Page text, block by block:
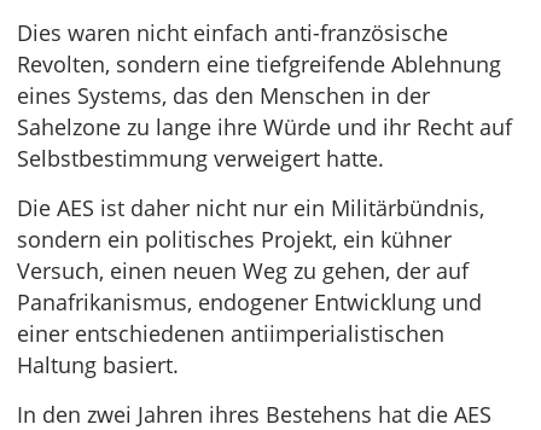
Dies waren nicht einfach anti-französische
Revolten, sondern eine tiefgreifende Ablehnung
eines Systems, das den Menschen in der
Sahelzone zu lange ihre Würde und ihr Recht auf
Selbstbestimmung verweigert hatte.
Die AES ist daher nicht nur ein Militärbündnis,
sondern ein politisches Projekt, ein kühner
Versuch, einen neuen Weg zu gehen, der auf
Panafrikanismus, endogener Entwicklung und
einer entschiedenen antiimperialistischen
Haltung basiert.
In den zwei Jahren ihres Bestehens hat die AES